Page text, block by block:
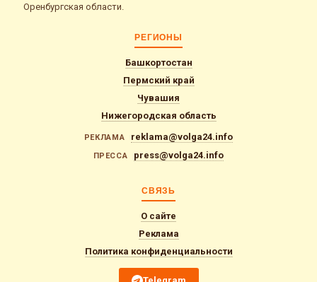
Оренбургская области.
РЕГИОНЫ
Башкортостан
Пермский край
Чувашия
Нижегородская область
РЕКЛАМА reklama@volga24.info
ПРЕССА press@volga24.info
СВЯЗЬ
О сайте
Реклама
Политика конфиденциальности